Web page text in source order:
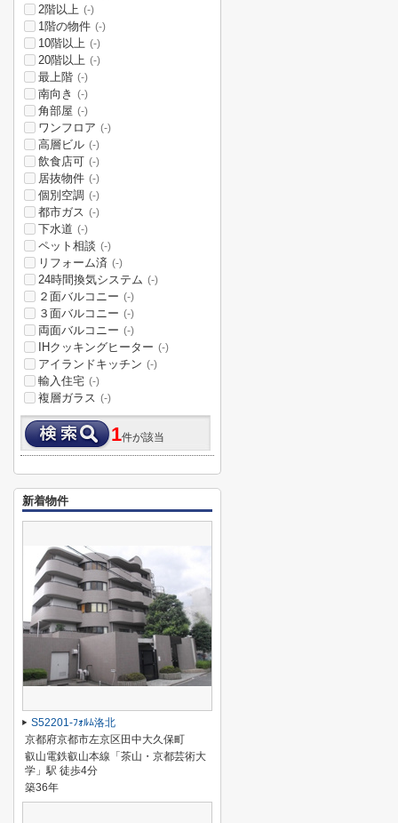
2階以上 (-)
1階の物件 (-)
10階以上 (-)
20階以上 (-)
最上階 (-)
南向き (-)
角部屋 (-)
ワンフロア (-)
高層ビル (-)
飲食店可 (-)
居抜物件 (-)
個別空調 (-)
都市ガス (-)
下水道 (-)
ペット相談 (-)
リフォーム済 (-)
24時間換気システム (-)
２面バルコニー (-)
３面バルコニー (-)
両面バルコニー (-)
IHクッキングヒーター (-)
アイランドキッチン (-)
輸入住宅 (-)
複層ガラス (-)
1件が該当
新着物件
S52201-ﾌｫﾙﾑ洛北
京都府京都市左京区田中大久保町
叡山電鉄叡山本線「茶山・京都芸術大
学」駅 徒歩4分
築36年